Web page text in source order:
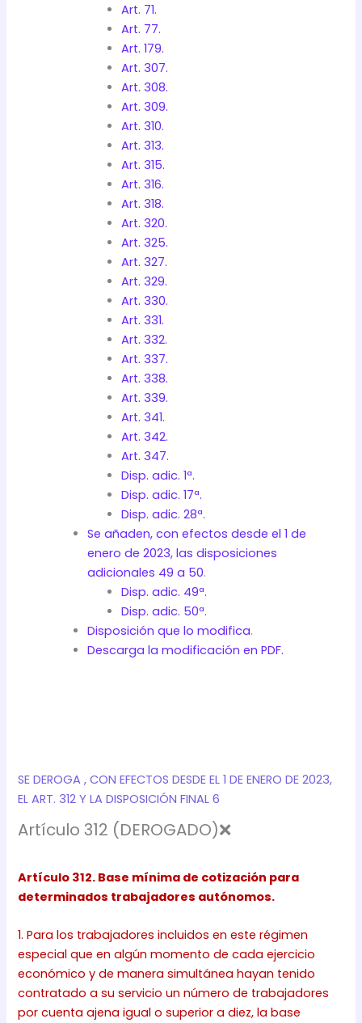
Art. 71.
Art. 77.
Art. 179.
Art. 307.
Art. 308.
Art. 309.
Art. 310.
Art. 313.
Art. 315.
Art. 316.
Art. 318.
Art. 320.
Art. 325.
Art. 327.
Art. 329.
Art. 330.
Art. 331.
Art. 332.
Art. 337.
Art. 338.
Art. 339.
Art. 341.
Art. 342.
Art. 347.
Disp. adic. 1ª.
Disp. adic. 17ª.
Disp. adic. 28ª.
Se añaden, con efectos desde el 1 de
enero de 2023, las disposiciones
adicionales 49 a 50.
Disp. adic. 49ª.
Disp. adic. 50ª.
Disposición que lo modifica.
Descarga la modificación en PDF.
SE DEROGA , CON EFECTOS DESDE EL 1 DE ENERO DE 2023,
EL ART. 312 Y LA DISPOSICIÓN FINAL 6
Artículo 312 (DEROGADO)❌
Artículo 312. Base mínima de cotización para
determinados trabajadores autónomos.
1. Para los trabajadores incluidos en este régimen
especial que en algún momento de cada ejercicio
económico y de manera simultánea hayan tenido
contratado a su servicio un número de trabajadores
por cuenta ajena igual o superior a diez, la base